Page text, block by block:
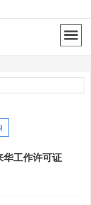
华工作许可证